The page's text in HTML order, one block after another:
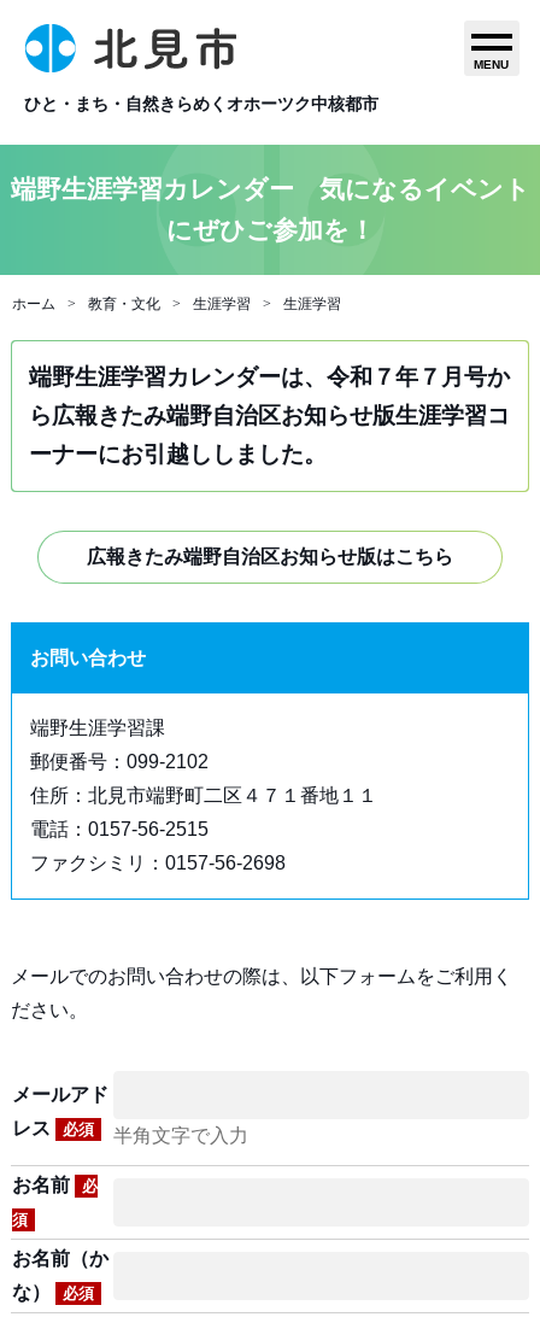
ひと・まち・自然きらめくオホーツク中核都市
MENU
端野生涯学習カレンダー 気になるイベント
にぜひご参加を！
ホーム 教育・文化 生涯学習 生涯学習
端野生涯学習カレンダーは、令和７年７月号か
ら広報きたみ端野自治区お知らせ版生涯学習コ
ーナーにお引越ししました。
広報きたみ端野自治区お知らせ版はこちら
お問い合わせ
端野生涯学習課
郵便番号：099-2102
住所：北見市端野町二区４７１番地１１
電話：0157-56-2515
ファクシミリ：0157-56-2698
メールでのお問い合わせの際は、以下フォームをご利用く
ださい。
メールアド
レス
必須 半角文字で入力
お名前
必
須
お名前（か
な）
必須